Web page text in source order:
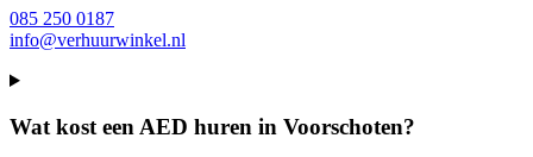
085 250 0187
info@verhuurwinkel.nl
Wat kost een AED huren in Voorschoten?